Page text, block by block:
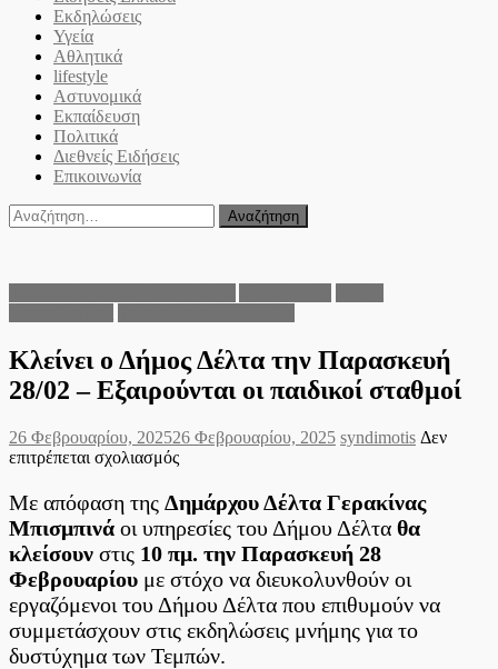
Εκδηλώσεις
Υγεία
Αθλητικά
lifestyle
Αστυνομικά
Εκπαίδευση
Πολιτικά
Διεθνείς Ειδήσεις
Επικοινωνία
Αναζήτηση
για:
Κλείνει ο Δήμος Δέλτα την Παρασκευή
28/02 – Εξαιρούνται οι παιδικοί σταθμοί
Posted
on
26 Φεβρουαρίου, 202526 Φεβρουαρίου, 2025 Author
syndimotis Δεν
επιτρέπεται σχολιασμόςστο
ο
Δήμος
Δέλτα
την
Παρασκευή
28/02
–
Εξαιρούνται
οι
Με απόφαση της Δημάρχου Δέλτα Γερακίνας
Μπισμπινά οι υπηρεσίες του Δήμου Δέλτα θα
κλείσουν στις 10 πμ. την Παρασκευή 28
Φεβρουαρίου με στόχο να διευκολυνθούν οι
εργαζόμενοι του Δήμου Δέλτα που επιθυμούν να
συμμετάσχουν στις εκδηλώσεις μνήμης για το
δυστύχημα των Τεμπών.